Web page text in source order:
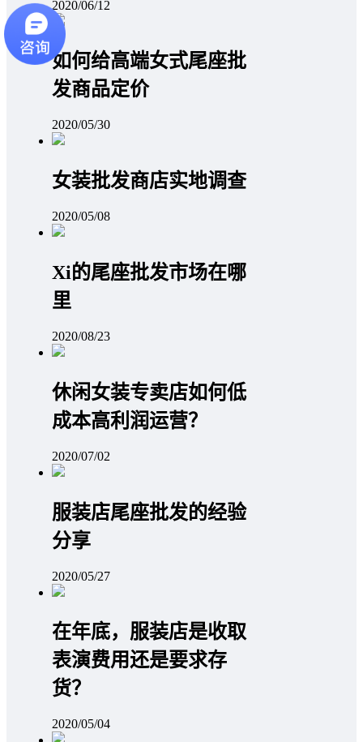
2020/06/12
如何给高端女式尾座批
发商品定价
2020/05/30
女装批发商店实地调查
2020/05/08
Xi的尾座批发市场在哪
里
2020/08/23
休闲女装专卖店如何低
成本高利润运营？
2020/07/02
服装店尾座批发的经验
分享
2020/05/27
在年底，服装店是收取
表演费用还是要求存
货？
2020/05/04